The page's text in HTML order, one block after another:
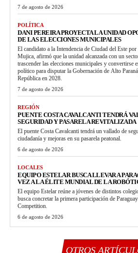
7 de agosto de 2026
POLÍTICA
DANI PEREIRA PROYECTA LA UNIDAD
DE LAS ELECCIONES MUNICIPALES
El candidato a la Intendencia de Ciudad del Este
Mujica, afirmó que la unidad alcanzada con un
trascender las elecciones municipales y convertirse
político para disputar la Gobernación de Alto
República en 2028.
7 de agosto de 2026
REGIÓN
PUENTE COSTA CAVALCANTI TENDRÁ
SEGURIDAD Y PASARELA REVITALIZADA
El puente Costa Cavalcanti tendrá un vallado de
ciudadanía y mejoras en su pasarela peatonal.
6 de agosto de 2026
LOCALES
EQUIPO ESTELAR BUSCA LLEVAR A
VEZ A LA ÉLITE MUNDIAL DE LA
El equipo Estelar reúne a jóvenes de distintos
busca concretar la primera participación de
Competition.
6 de agosto de 2026
OTROS